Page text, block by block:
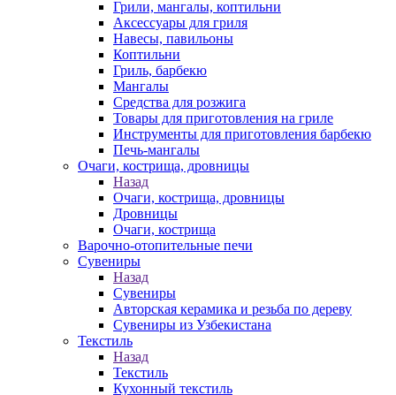
Грили, мангалы, коптильни
Аксессуары для гриля
Навесы, павильоны
Коптильни
Гриль, барбекю
Мангалы
Средства для розжига
Товары для приготовления на гриле
Инструменты для приготовления барбекю
Печь-мангалы
Очаги, кострища, дровницы
Назад
Очаги, кострища, дровницы
Дровницы
Очаги, кострища
Варочно-отопительные печи
Сувениры
Назад
Сувениры
Авторская керамика и резьба по дереву
Сувениры из Узбекистана
Текстиль
Назад
Текстиль
Кухонный текстиль